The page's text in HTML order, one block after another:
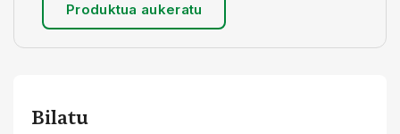
Produktua aukeratu
Bilatu